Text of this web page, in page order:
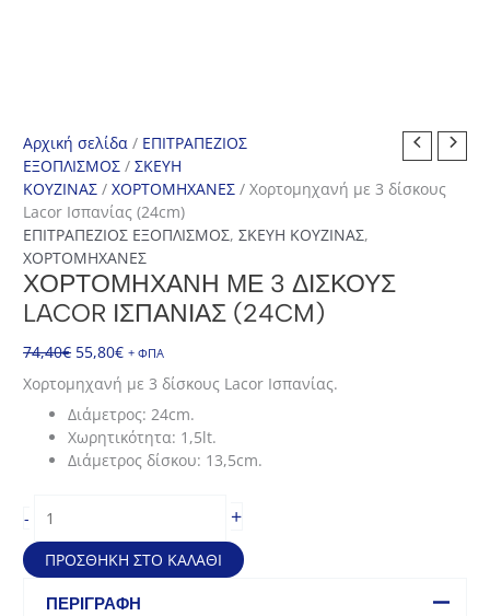
Αρχική σελίδα / ΕΠΙΤΡΑΠΕΖΙΟΣ
ΕΞΟΠΛΙΣΜΟΣ /ΣΚΕΥΗ
ΚΟΥΖΙΝΑΣ /ΧΟΡΤΟΜΗΧΑΝΕΣ / Χορτομηχανή με 3 δίσκους
Lacor Ισπανίας (24cm)
ΕΠΙΤΡΑΠΕΖΙΟΣ ΕΞΟΠΛΙΣΜΟΣ,ΣΚΕΥΗ ΚΟΥΖΙΝΑΣ,
ΧΟΡΤΟΜΗΧΑΝΕΣ
ΧΟΡΤΟΜΗΧΑΝΉ ΜΕ 3 ΔΊΣΚΟΥΣ
LACOR ΙΣΠΑΝΊΑΣ (24CM)
74,40€ Original
was:
74,40€.
55,80€Η
τρέχουσα
τιμή
είναι:
55,80€.
+ ΦΠΑ
Χορτομηχανή με 3 δίσκους Lacor Ισπανίας.
Διάμετρος: 24cm.
Χωρητικότητα: 1,5lt.
Διάμετρος δίσκου: 13,5cm.
-
με
3
δίσκους
Lacor
+
ΠΡΟΣΘΉΚΗ ΣΤΟ ΚΑΛΆΘΙ
ΠΕΡΙΓΡΑΦΉ